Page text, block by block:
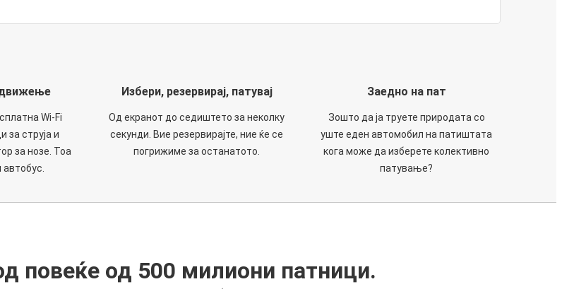
Wi-Fi
за струја и
за нозе. Тоа
Избери, резервирај, патувај
Од екранот до седиштето за неколку
секунди. Вие резервирајте, ние ќе се
погрижиме за останатото.
Заедно на пат
Зошто да ја труете природата со
уште еден автомобил на патиштата
кога може да изберете колективно
патување?
повеќе од 500 милиони патници.